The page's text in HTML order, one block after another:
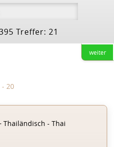
Treffer: 21
weiter
- 20
Thailändisch - Thai